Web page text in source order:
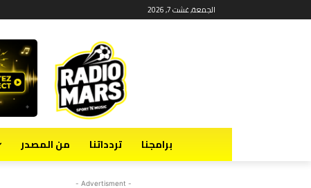
الجمعة, غشت 7, 2026
برامجنا تردداتنا من المصدر
- Advertisment -